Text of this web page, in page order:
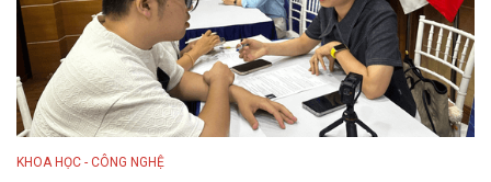
KHOA HỌC - CÔNG NGHỆ